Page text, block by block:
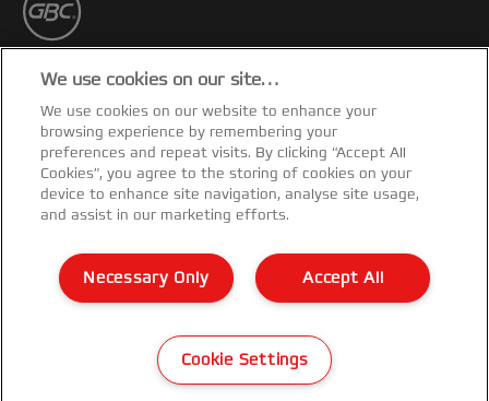
Iratkozz fel!
Rendelkezz naprakész információkkal a
termékekkel, promóciókkal kapcsolatban a
postafiókodon keresztül!
Garancialis feltetelek
©2026 ACCO Brands
We use cookies on our site…
We use cookies on our website to enhance your
browsing experience by remembering your
preferences and repeat visits. By clicking “Accept All
Cookies”, you agree to the storing of cookies on your
device to enhance site navigation, analyse site usage,
and assist in our marketing efforts.
Accept All
Necessary Only
Cookie Settings